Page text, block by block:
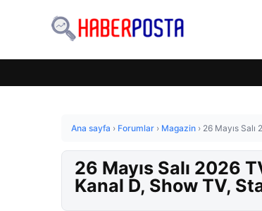
Ana sayfa › Forumlar › Magazin › 26 Mayıs Salı
26 Mayıs Salı 2026
Kanal D, Show TV,